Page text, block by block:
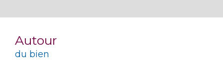
Autour
du bien